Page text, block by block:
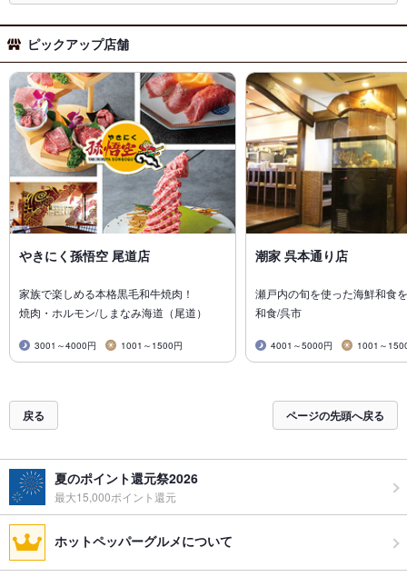
ピックアップ店舗
やきにく孫悟空 尾道店
家族で楽しめる本格黒毛和牛焼肉！
焼肉・ホルモン/しまなみ海道（尾道）
3001～4000円 1001～1500円
潮家 呉本通り店
瀬戸内の旬を使った海鮮和食
和食/呉市
4001～5000円 1001～
戻る ページの先頭へ戻る
夏のポイント還元祭2026
最大15,000ポイント還元
ホットペッパーグルメについて